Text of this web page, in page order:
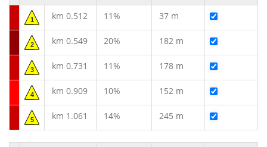
1 km 0.512 11% 37 m
2 km 0.549 20% 182 m
3 km 0.731 11% 178 m
4 km 0.909 10% 152 m
5 km 1.061 14% 245 m